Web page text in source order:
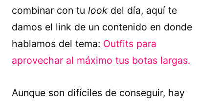
combinar con tu look del día, aquí te
damos el link de un contenido en donde
hablamos del tema: Outfits para
aprovechar al máximo tus botas largas.
Aunque son difíciles de conseguir, hay